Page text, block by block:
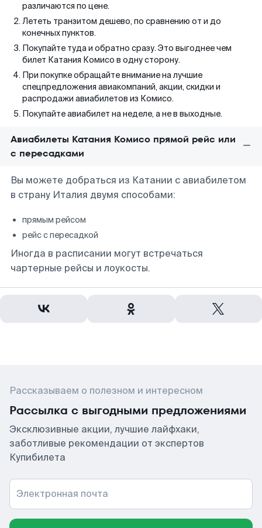
различаются по цене.
Лететь транзитом дешево, по сравнению от и до
конечных пунктов.
Покупайте туда и обратно сразу. Это выгоднее чем
билет Катания Комисо в одну сторону.
При покупке обращайте внимание на лучшие
спецпредложения авиакомпаний, акции, скидки и
распродажи авиабилетов из Комисо.
Покупайте авиабилет на неделе, а не в выходные.
Авиабилеты Катания Комисо прямой рейс или
с пересадками
Вы можете добраться из Катании с авиабилетом
в страну Италия двумя способами:
прямым рейсом
рейс с пересадкой
Иногда в расписании могут встречаться
чартерные рейсы и лоукосты.
Рассказываем о полезном и интересном
Рассылка с выгодными предложениями
Эксклюзивные акции, лучшие лайфхаки,
заботливые рекомендации от экспертов
Купибилета
Электронная почта